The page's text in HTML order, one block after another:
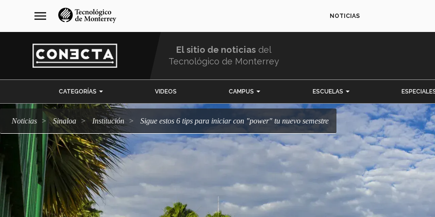
navegación
principal
menu NOTICIAS
El sitio de noticias del
Tecnológico de Monterrey
CATEGORÍAS VIDEOS CAMPUS ESCUELAS
Noticias Sinaloa Institución Sigue estos 6 tips para iniciar con "power" tu nuevo semestre